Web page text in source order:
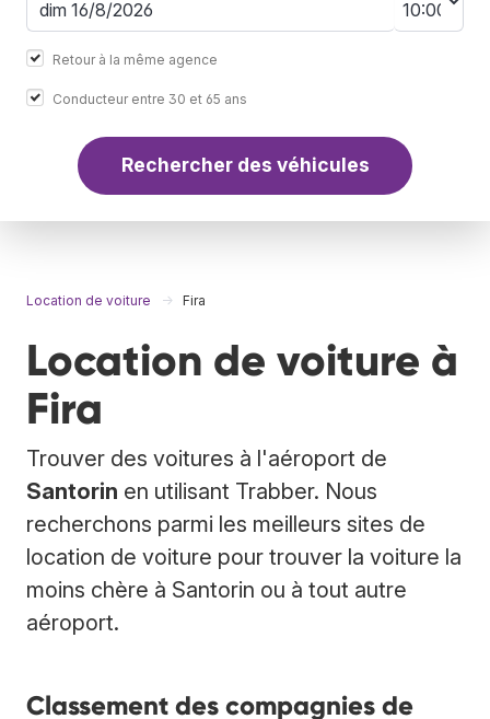
Retour à la même agence
Conducteur entre 30 et 65 ans
Rechercher des véhicules
Location de voiture Fira
Location de voiture à
Fira
Trouver des voitures à l'aéroport de
Santorin en utilisant Trabber. Nous
recherchons parmi les meilleurs sites de
location de voiture pour trouver la voiture la
moins chère à Santorin ou à tout autre
aéroport.
Classement des compagnies de